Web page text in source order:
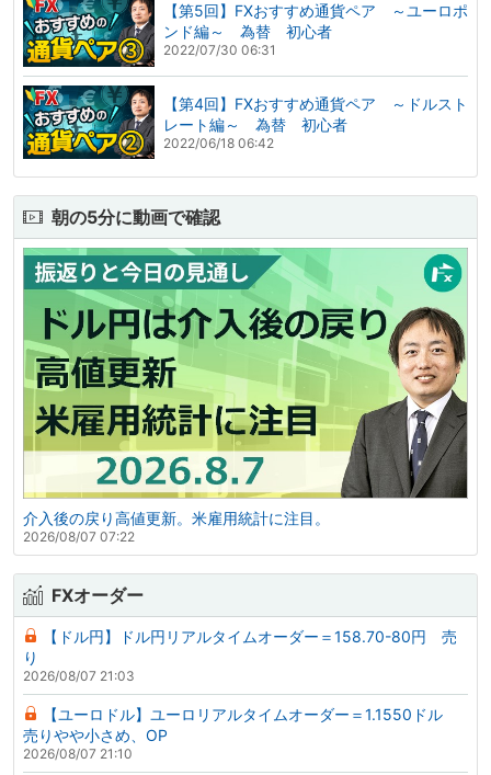
【第5回】FXおすすめ通貨ペア ～ユーロポ
ンド編～ 為替 初心者
2022/07/30 06:31
【第4回】FXおすすめ通貨ペア ～ドルスト
レート編～ 為替 初心者
2022/06/18 06:42
朝の5分に動画で確認
介入後の戻り高値更新。米雇用統計に注目。
2026/08/07 07:22
FXオーダー
【ドル円】ドル円リアルタイムオーダー＝158.70-80円 売
り
2026/08/07 21:03
【ユーロドル】ユーロリアルタイムオーダー＝1.1550ドル
売りやや小さめ、OP
2026/08/07 21:10